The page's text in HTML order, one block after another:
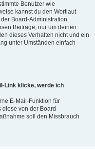
Benutzer wie
kannst du den Wortlaut
Board-Administration
Beiträge, nur um deinen
dieses Verhalten nicht und ein
unter Umständen einfach
Link klicke, werde ich
E-Mail-Funktion für
diese von der Board-
soll den Missbrauch